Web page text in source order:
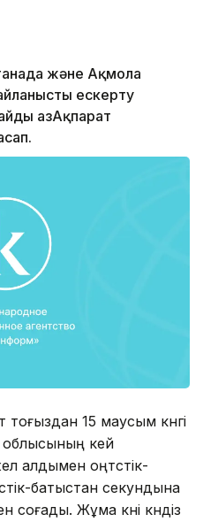
және Ақмола
ескерту
ҚазАқпарат
тоғыздан 15 маусым күнгі
облысының кей
алдымен оңтүстік-
батыстан секундына
Жұма күні күндіз